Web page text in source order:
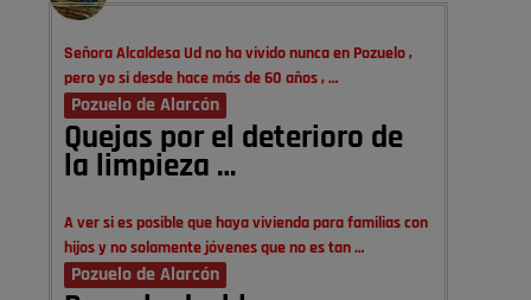
Señora Alcaldesa Ud no ha vivido nunca en Pozuelo ,
pero yo si desde hace más de 60 años , …
Pozuelo de Alarcón
Quejas por el deterioro de
la limpieza …
A ver si es posible que haya vivienda para familias con
hijos y no solamente jóvenes que no es tan …
Pozuelo de Alarcón